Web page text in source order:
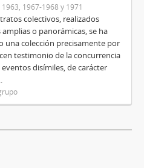
1967-1968 y 1971
colectivos, realizados
o panorámicas, se ha
una colección precisamente por
testimonio de la concurrencia
disímiles, de carácter